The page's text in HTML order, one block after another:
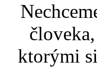
ktorými